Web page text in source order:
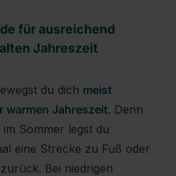
für ausreichend
Jahreszeit
du dich meist
warmen Jahreszeit. Denn
Sommer legst du
eine Strecke zu Fuß oder
Bei niedrigen